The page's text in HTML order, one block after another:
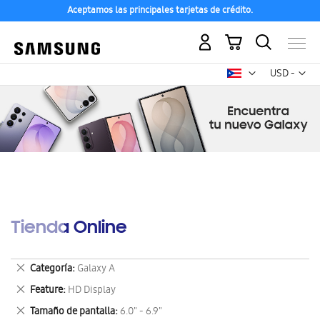
Aceptamos las principales tarjetas de crédito.
USD -
dólar
Mi carrito
Tienda Online
Categoría Galaxy A
Eliminar
este
artículo
Feature HD Display
Eliminar
este
Tamaño de pantalla 6.0" - 6.9"
Eliminar